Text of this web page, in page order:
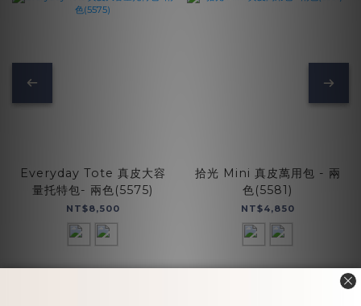
Everyday Tote 真皮大容
量托特包- 兩色(5575)
NT$8,500
拾光 Mini 真皮萬用包 - 兩
色(5581)
NT$4,850